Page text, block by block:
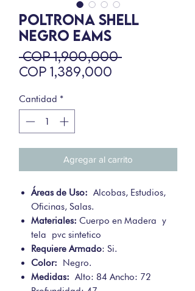
POLTRONA SHELL
NEGRO EAMS
COP 1,900,000 Precio
COP 1,389,000
Cantidad *
Agregar al carrito
Áreas de Uso: Alcobas, Estudios,
Oficinas, Salas.
Materiales: Cuerpo en Madera y
tela pvc sintetico
Requiere Armado: Si.
Color: Negro.
Medidas: Alto: 84 Ancho: 72